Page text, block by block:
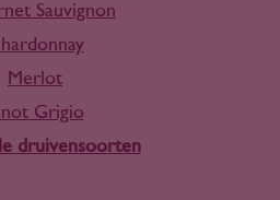
Sauvignon
Merlot
Grigio
druivensoorten